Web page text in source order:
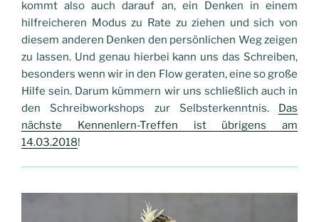
kommt also auch darauf an, ein Denken in einem
hilfreicheren Modus zu Rate zu ziehen und sich von
diesem anderen Denken den persönlichen Weg zeigen
zu lassen. Und genau hierbei kann uns das Schreiben,
besonders wenn wir in den Flow geraten, eine so große
Hilfe sein. Darum kümmern wir uns schließlich auch in
den Schreibworkshops zur Selbsterkenntnis. Das
nächste Kennenlern-Treffen ist übrigens am
14.03.2018!